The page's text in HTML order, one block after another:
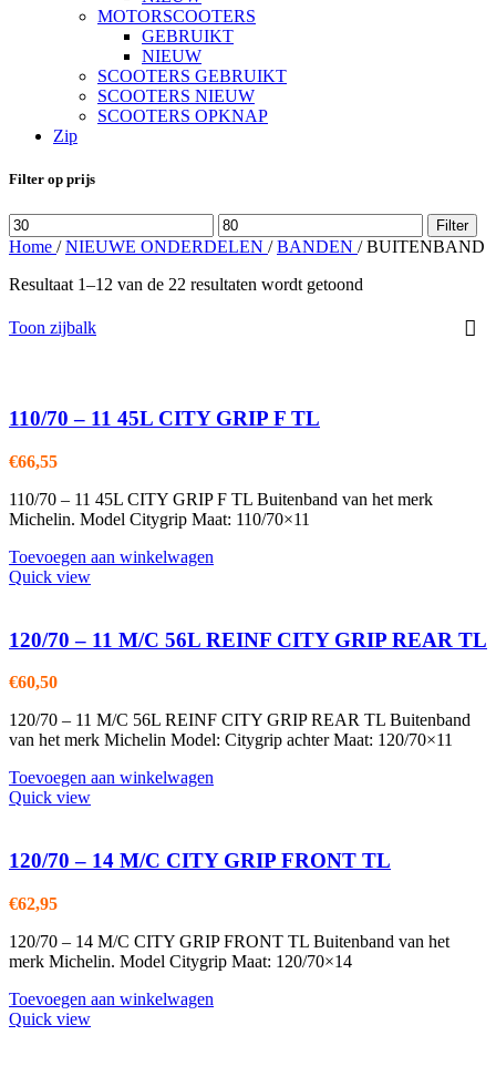
MOTORSCOOTERS
GEBRUIKT
NIEUW
SCOOTERS GEBRUIKT
SCOOTERS NIEUW
SCOOTERS OPKNAP
Zip
Filter op prijs
Min.
prijs
Max.
prijs
Filter
Home / NIEUWE ONDERDELEN / BANDEN / BUITENBAND
Resultaat 1–12 van de 22 resultaten wordt getoond
Toon zijbalk
110/70 – 11 45L CITY GRIP F TL
€66,55
110/70 – 11 45L CITY GRIP F TL Buitenband van het merk
Michelin. Model Citygrip Maat: 110/70×11
Toevoegen aan winkelwagen
Quick view
120/70 – 11 M/C 56L REINF CITY GRIP REAR TL
€60,50
120/70 – 11 M/C 56L REINF CITY GRIP REAR TL Buitenband
van het merk Michelin Model: Citygrip achter Maat: 120/70×11
Toevoegen aan winkelwagen
Quick view
120/70 – 14 M/C CITY GRIP FRONT TL
€62,95
120/70 – 14 M/C CITY GRIP FRONT TL Buitenband van het
merk Michelin. Model Citygrip Maat: 120/70×14
Toevoegen aan winkelwagen
Quick view